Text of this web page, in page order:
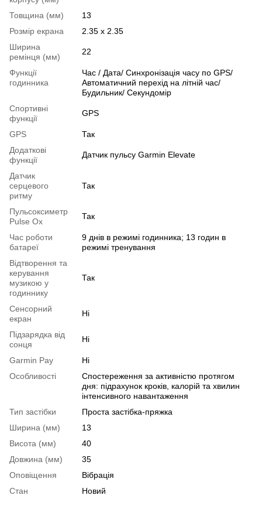
Товщина (мм)
13
Розмір екрана
2.35 x 2.35
Ширина
ремінця (мм)
22
Функції
годинника
Час / Дата/ Синхронізація часу по GPS/
Автоматичний перехід на літній час/
Будильник/ Секундомір
Спортивні
функції
GPS
GPS
Так
Додаткові
функції
Датчик пульсу Garmin Elevate
Датчик
серцевого
ритму
Так
Пульсоксиметр
Pulse Ox
Так
Час роботи
батареї
9 днів в режимі годинника; 13 годин в
режимі тренування
Відтворення та
керування
музикою у
годиннику
Так
Сенсорний
екран
Ні
Підзарядка від
сонця
Ні
Garmin Pay
Ні
Особливості
Спостереження за активністю протягом
дня: підрахунок кроків, калорій та хвилин
інтенсивного навантаження
Тип застібки
Проста застібка-пряжка
Ширина (мм)
13
Висота (мм)
40
Довжина (мм)
35
Оповіщення
Вібрація
Стан
Новий